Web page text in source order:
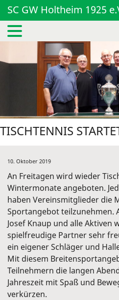
SC GW Holtheim 1925
TISCHTENNIS
10. Oktober 2019
An Freitagen wird wieder
Wintermonate angeboten.
haben Vereinsmitglieder die
Sportangebot teilzunehmen.
Josef Knaup und alle Aktiven
spielfreudige Partner sehr
ein eigener Schläger und
Mit diesem
Teilnehmern die langen
Jahreszeit mit Spaß und
verkürzen.